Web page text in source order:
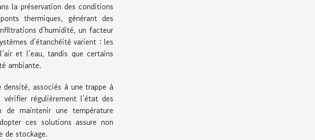
la préservation des conditions
thermiques, générant des
d’humidité, un facteur
d’étanchéité varient : les
et l’eau, tandis que certains
ambiante.
associés à une trappe à
régulièrement l’état des
de maintenir une température
ces solutions assure non
de stockage.